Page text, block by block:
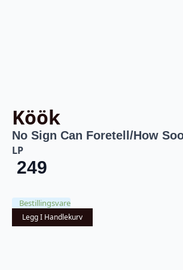
Köök
No Sign Can Foretell/How
LP
249
Bestillingsvare
Legg I Handlekurv